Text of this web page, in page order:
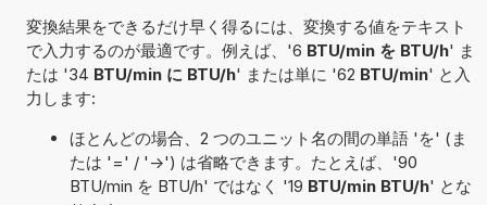
変換結果をできるだけ早く得るには、変換する値をテキスト
で入力するのが最適です。例えば、'6 BTU/min を BTU/h' ま
たは '34 BTU/min に BTU/h' または単に '62 BTU/min' と入
力します:
ほとんどの場合、2 つのユニット名の間の単語 'を' (ま
たは '=' / '->') は省略できます。たとえば、'90
BTU/min を BTU/h' ではなく '19 BTU/min BTU/h' とな